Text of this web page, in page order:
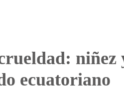
niñez
ecuatoriano